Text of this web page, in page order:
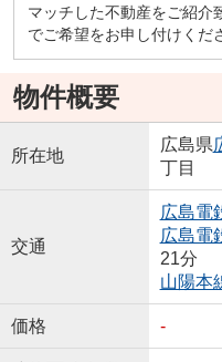
マッチした不動産をご紹介
でご希望をお申し付けくだ
物件概要
所在地
広島県
丁目
交通
広島電
広島電
21分
山陽本
価格 -